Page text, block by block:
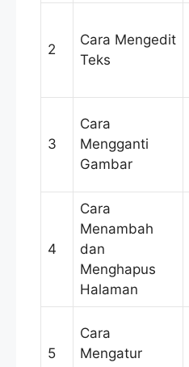
2
Cara Mengedit
Teks
3
Cara
Mengganti
Gambar
4
Cara
Menambah
dan
Menghapus
Halaman
5
Cara
Mengatur